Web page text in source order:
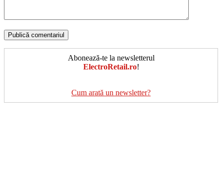
Abonează-te la newsletterul
ElectroRetail.ro!
Cum arată un newsletter?